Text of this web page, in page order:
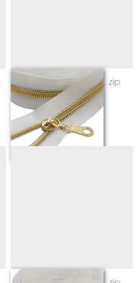
bordure BLANCHE_ zip
métal OR
Sur demande